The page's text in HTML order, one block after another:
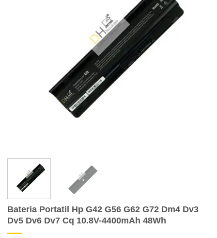
Bateria Portatil Hp G42 G56 G62 G72 Dm4 Dv3
Dv5 Dv6 Dv7 Cq 10.8V-4400mAh 48Wh